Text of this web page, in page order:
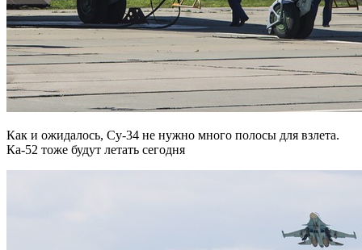
Как и ожидалось, Су-34 не нужно много полосы для взлета.
Ка-52 тоже будут летать сегодня